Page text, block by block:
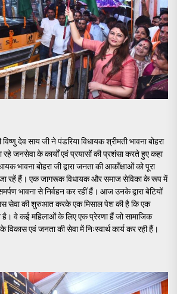
देव साय जी ने पंडरिया विधायक श्रीमती भावना बोहरा
रहे जनसेवा के कार्यों एवं प्रयासों की प्रशंसा करते हुए कहा
भावना बोहरा जी द्वारा जनता की आकाँक्षाओं को पूरा
जा रहें हैं। एक जागरूक विधायक और समाज सेविका के रूप में
भावना से निर्वहन कर रहीं हैं। आज उनके द्वारा बेटियों
बस सेवा की शुरुआत करके एक मिसाल पेश की है कि एक
वे कई महिलाओं के लिए एक प्रेरणा हैं जो सामाजिक
एवं जनता की सेवा में निःस्वार्थ कार्य कर रही हैं।